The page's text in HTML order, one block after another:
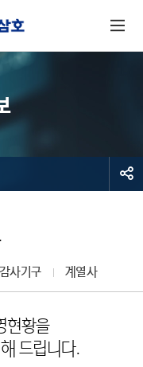
감사기구 계열사
현황을
드립니다.